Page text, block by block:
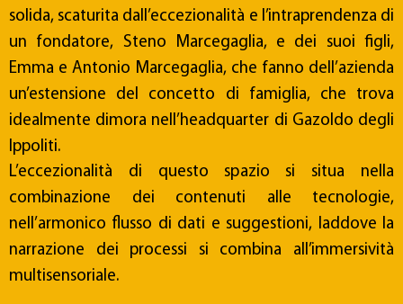
solida, scaturita dall’eccezionalità e l’intraprendenza di
un fondatore, Steno Marcegaglia, e dei suoi figli,
Emma e Antonio Marcegaglia, che fanno dell’azienda
un’estensione del concetto di famiglia, che trova
idealmente dimora nell’headquarter di Gazoldo degli
Ippoliti.
L’eccezionalità di questo spazio si situa nella
combinazione dei contenuti alle tecnologie,
nell’armonico flusso di dati e suggestioni, laddove la
narrazione dei processi si combina all’immersività
multisensoriale.